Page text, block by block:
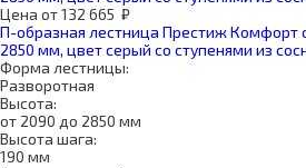
Цена от132 665 ₽
П-образная лестница Престиж Комфорт
2850 мм, цвет серый со ступенями из
Форма лестницы:
Разворотная
Высота:
от 2090 до 2850 мм
Высота шага:
190 мм